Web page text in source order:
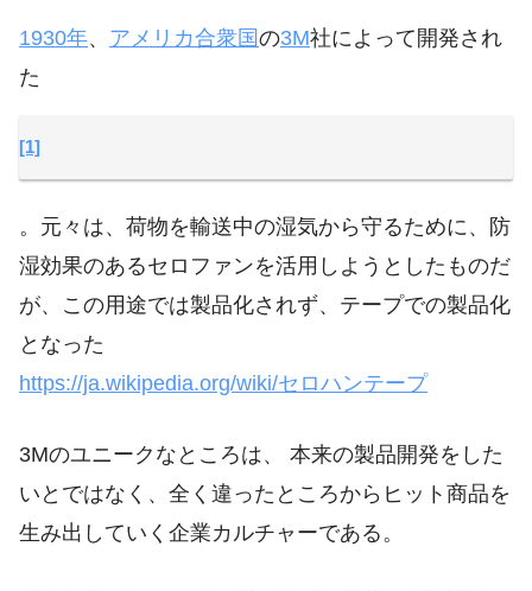
1930年、 アメリカ合衆国の3M社によって開発され
た
[1]
。元々は、荷物を輸送中の湿気から守るために、防
湿効果のあるセロファンを活用しようとしたものだ
が、この用途では製品化されず、テープでの製品化
となった
https://ja.wikipedia.org/wiki/セロハンテープ
3Mのユニークなところは、 本来の製品開発をした
いとではなく、全く違ったところからヒット商品を
生み出していく企業カルチャーである。